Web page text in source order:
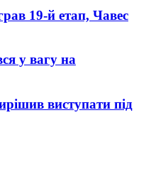
19-й етап, Чавес
у вагу на
виступати під